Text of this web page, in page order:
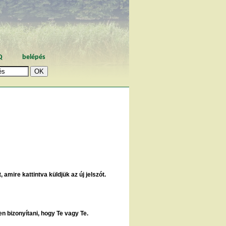
belépés
amire kattintva küldjük az új jelszót.
bizonyítani, hogy Te vagy Te.